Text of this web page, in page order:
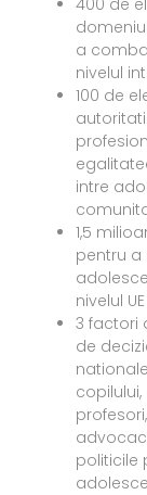
a
nivelul
100 de
intre
1,5
pentru a
nivelul
3 factori
de
politicile